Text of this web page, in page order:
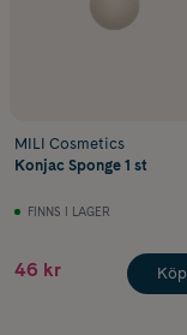
MILI Cosmetics
Konjac Sponge 1 st
FINNS I LAGER
46 kr Köp